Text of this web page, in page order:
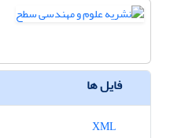
فایل ها